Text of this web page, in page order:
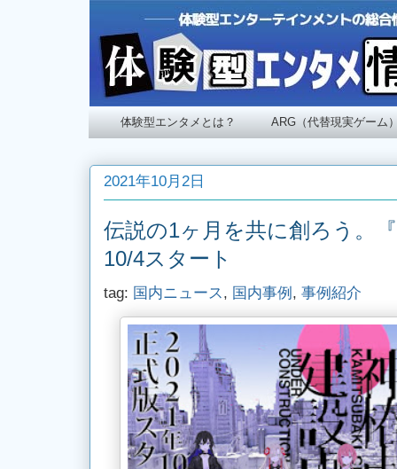
体験型エンタメとは？ ARG（代替現実ゲーム
2021年10月2日
伝説の1ヶ月を共に創ろう。
10/4スタート
tag: 国内ニュース , 国内事例 , 事例紹介